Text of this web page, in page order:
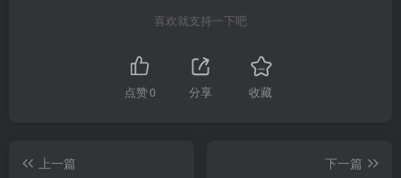
喜欢就支持一下吧
点赞0 分享 收藏
上一篇
下一篇